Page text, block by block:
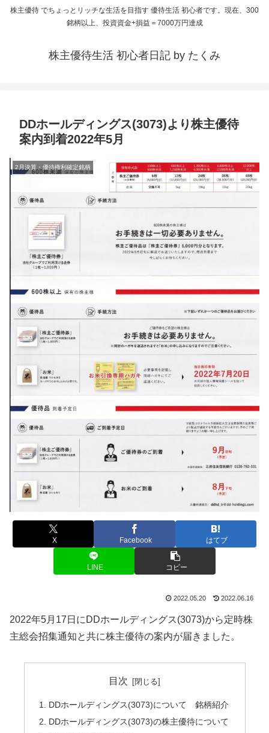
株主優待 でちょっとリッチな生活を目指す 優待生活 初心者です。現在、300
銘柄以上、投資資金+損益＝7000万円達成
株主優待生活 初心者日記 by たくみ
DDホールディングス(3073)より株主優待
案内到着2022年5月
2月決算・優待権利確定銘柄
X Facebook はてブ
LINE コピー
2022.05.20 2022.06.16
2022年5月17日にDDホールディングス(3073)から定時株
主総会招集通知と共に株主優待の案内が届きました。
目次
DDホールディングス(3073)について 銘柄紹介
DDホールディングス(3073)の株主優待について